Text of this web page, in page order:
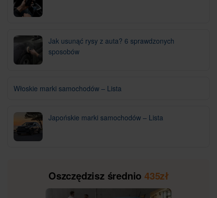
Jak usunąć rysy z auta? 6 sprawdzonych
sposobów
Włoskie marki samochodów – Lista
Japońskie marki samochodów – Lista
Oszczędzisz średnio 435zł